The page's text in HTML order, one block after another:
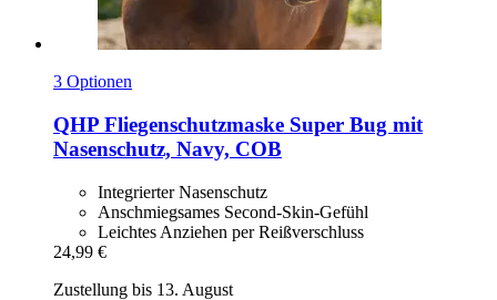
3 Optionen
QHP Fliegenschutzmaske Super Bug mit
Nasenschutz, Navy, COB
Integrierter Nasenschutz
Anschmiegsames Second-Skin-Gefühl
Leichtes Anziehen per Reißverschluss
24,99 €
Zustellung bis 13. August